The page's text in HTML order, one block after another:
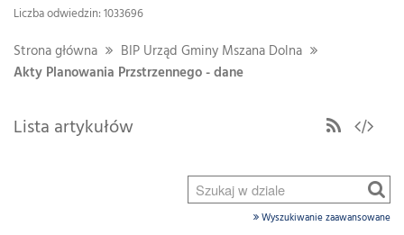
Liczba odwiedzin: 1033696
Strona główna
BIP Urząd Gminy Mszana Dolna
Akty Planowania Przstrzennego - dane
Lista artykułów
Wyszukiwanie zaawansowane